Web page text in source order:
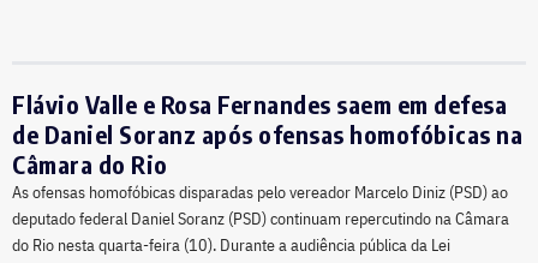
Flávio Valle e Rosa Fernandes saem em defesa
de Daniel Soranz após ofensas homofóbicas na
Câmara do Rio
As ofensas homofóbicas disparadas pelo vereador Marcelo Diniz (PSD) ao
deputado federal Daniel Soranz (PSD) continuam repercutindo na Câmara
do Rio nesta quarta-feira (10). Durante a audiência pública da Lei